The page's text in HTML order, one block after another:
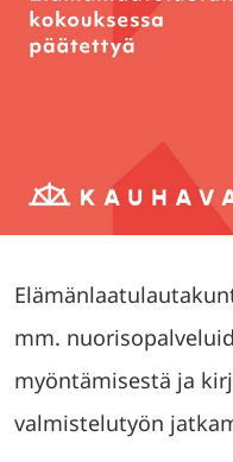
mm.
myöntämisestä ja
valmistelutyön